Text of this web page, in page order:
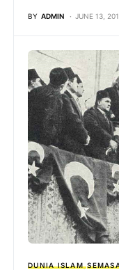
BY ADMIN JUNE 13,
DUNIA ISLAM